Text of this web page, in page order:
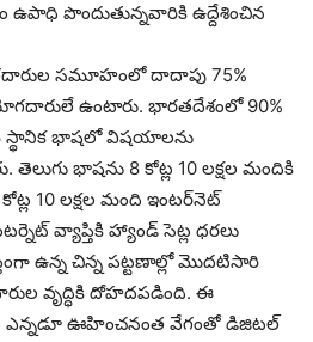
ఉపాధి పొందుతున్నవారికి ఉద్దేశించిన
సమూహంలో దాదాపు 75%
ఉంటారు. భారతదేశంలో 90%
భాషలో విషయాలను
తెలుగు భాషను 8 కోట్ల 10 లక్షల మందికి
10 లక్షల మంది ఇంటర్‌నెట్
వ్యాప్తికి హ్యాండ్ సెట్ల ధరలు
ఉన్న చిన్న పట్టణాల్లో మొదటిసారి
వృద్ధికి దోహదపడింది. ఈ
ఊహించనంత వేగంతో డిజిటల్